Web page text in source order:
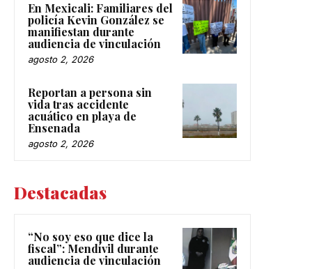
En Mexicali: Familiares del
policía Kevin González se
manifiestan durante
audiencia de vinculación
agosto 2, 2026
Reportan a persona sin
vida tras accidente
acuático en playa de
Ensenada
agosto 2, 2026
Destacadas
“No soy eso que dice la
fiscal”: Mendívil durante
audiencia de vinculación